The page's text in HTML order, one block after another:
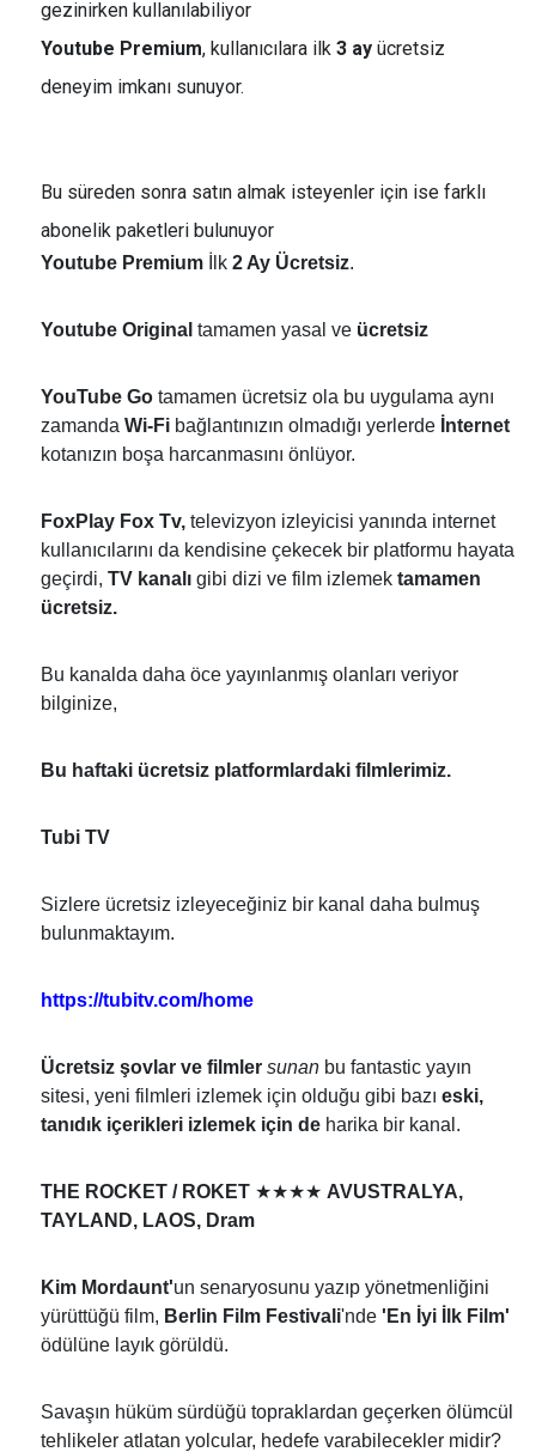
gezinirken kullanılabiliyor
Youtube Premium, kullanıcılara ilk3 ay ücretsiz
deneyim imkanı sunuyor.
Bu süreden sonra satın almak isteyenler için ise farklı
abonelik paketleri bulunuyor
Youtube Premium İlk 2 Ay Ücretsiz.
Youtube Original tamamen yasal ve ücretsiz
YouTube Go tamamen ücretsiz ola bu uygulama aynı
zamanda Wi-Fibağlantınızın olmadığı yerlerde İnternet
kotanızın boşa harcanmasını önlüyor.
FoxPlay Fox Tv, televizyon izleyicisi yanında internet
kullanıcılarını da kendisine çekecek bir platformu hayata
geçirdi, TV kanalıgibi dizi ve film izlemek tamamen
ücretsiz.
Bu kanalda daha öce yayınlanmış olanları veriyor
bilginize,
Bu haftaki ücretsiz platformlardaki filmlerimiz.
Tubi TV
Sizlere ücretsiz izleyeceğiniz bir kanal daha bulmuş
bulunmaktayım.
https://tubitv.com/home
Ücretsiz şovlar ve filmler sunan bu fantastic yayın
sitesi, yeni filmleri izlemek için olduğu gibi bazı eski,
tanıdık içerikleri izlemek için deharika bir kanal.
THE ROCKET / ROKET ★★★★ AVUSTRALYA,
TAYLAND, LAOS, Dram
Kim Mordaunt'un senaryosunu yazıp yönetmenliğini
yürüttüğü film, Berlin Film Festivali'nde 'En İyi İlk Film'
ödülüne layık görüldü.
Savaşın hüküm sürdüğü topraklardan geçerken ölümcül
tehlikeler atlatan yolcular, hedefe varabilecekler midir?